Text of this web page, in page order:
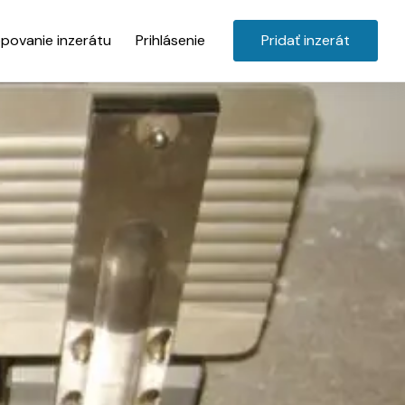
inzerátu Prihlásenie Pridať inzerát